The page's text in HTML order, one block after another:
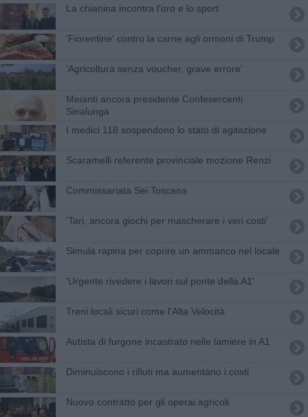
La chianina incontra l'oro e lo sport
'Fiorentine' contro la carne agli ormoni di Trump
'Agricoltura senza voucher, grave errore'
Meianti ancora presidente Confesercenti
Sinalunga
I medici 118 sospendono lo stato di agitazione
Scaramelli referente provinciale mozione Renzi
Commissariata Sei Toscana
'Tari, ancora giochi per mascherare i veri costi'
Simula rapina per coprire un ammanco nel locale
'Urgente rivedere i lavori sul ponte della A1'
Treni locali sicuri come l'Alta Velocità
Autista di furgone incastrato nelle lamiere in A1
Diminuiscono i rifiuti ma aumentano i costi
Nuovo contratto per gli operai agricoli